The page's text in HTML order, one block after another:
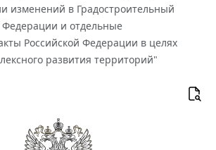
изменений в Градостроительный
Федерации и отдельные
Российской Федерации в целях
развития территорий"